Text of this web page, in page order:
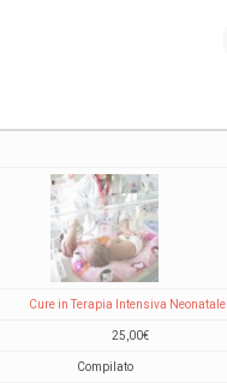
Cure in Terapia Intensiva Neonatale
25,00€
Compilato